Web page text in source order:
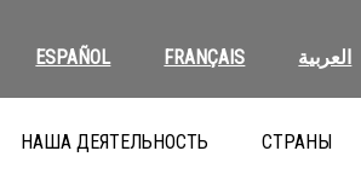
ESPAÑOL FRANÇAIS العربية
НАША ДЕЯТЕЛЬНОСТЬ СТРАНЫ